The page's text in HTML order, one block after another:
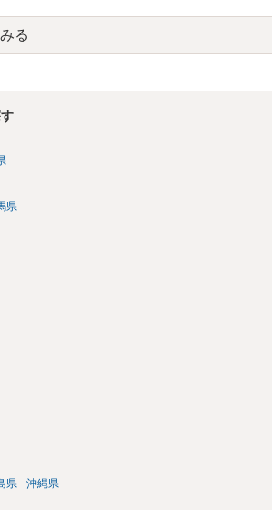
必要になってくるように思います。 精神的・心
、弁護士へ依頼しても苦労することが強く予想
医学知識はもちろん法律知識も要求されますの
る
県
県 沖縄県